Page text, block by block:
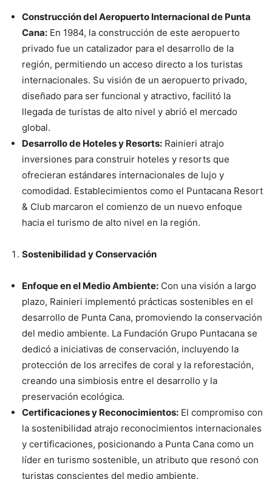
Construcción del Aeropuerto Internacional de Punta
Cana: En 1984, la construcción de este aeropuerto
privado fue un catalizador para el desarrollo de la
región, permitiendo un acceso directo a los turistas
internacionales. Su visión de un aeropuerto privado,
diseñado para ser funcional y atractivo, facilitó la
llegada de turistas de alto nivel y abrió el mercado
global.
Desarrollo de Hoteles y Resorts: Rainieri atrajo
inversiones para construir hoteles y resorts que
ofrecieran estándares internacionales de lujo y
comodidad. Establecimientos como el Puntacana Resort
& Club marcaron el comienzo de un nuevo enfoque
hacia el turismo de alto nivel en la región.
Sostenibilidad y Conservación
Enfoque en el Medio Ambiente: Con una visión a largo
plazo, Rainieri implementó prácticas sostenibles en el
desarrollo de Punta Cana, promoviendo la conservación
del medio ambiente. La Fundación Grupo Puntacana se
dedicó a iniciativas de conservación, incluyendo la
protección de los arrecifes de coral y la reforestación,
creando una simbiosis entre el desarrollo y la
preservación ecológica.
Certificaciones y Reconocimientos: El compromiso con
la sostenibilidad atrajo reconocimientos internacionales
y certificaciones, posicionando a Punta Cana como un
líder en turismo sostenible, un atributo que resonó con
turistas conscientes del medio ambiente.